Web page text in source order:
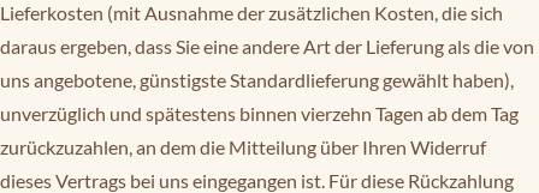
Lieferkosten (mit Ausnahme der zusätzlichen Kosten, die sich
daraus ergeben, dass Sie eine andere Art der Lieferung als die von
uns angebotene, günstigste Standardlieferung gewählt haben),
unverzüglich und spätestens binnen vierzehn Tagen ab dem Tag
zurückzuzahlen, an dem die Mitteilung über Ihren Widerruf
dieses Vertrags bei uns eingegangen ist. Für diese Rückzahlung